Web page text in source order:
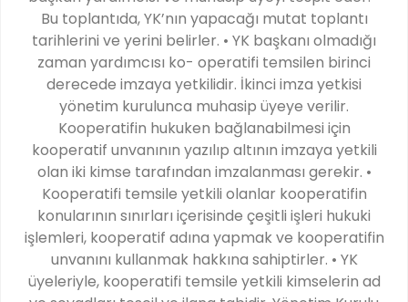
Bu toplantıda, YK’nın yapacağı mutat toplantı
tarihlerini ve yerini belirler. • YK başkanı olmadığı
zaman yardımcısı ko- operatifi temsilen birinci
derecede imzaya yetkilidir. İkinci imza yetkisi
yönetim kurulunca muhasip üyeye verilir.
Kooperatifin hukuken bağlanabilmesi için
kooperatif unvanının yazılıp altının imzaya yetkili
olan iki kimse tarafından imzalanması gerekir. •
Kooperatifi temsile yetkili olanlar kooperatifin
konularının sınırları içerisinde çeşitli işleri hukuki
işlemleri, kooperatif adına yapmak ve kooperatifin
unvanını kullanmak hakkına sahiptirler. • YK
üyeleriyle, kooperatifi temsile yetkili kimselerin ad